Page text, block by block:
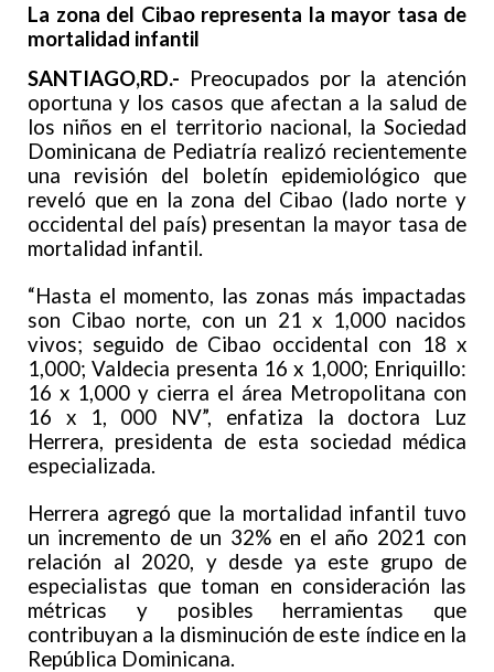
La zona del Cibao representa la mayor tasa de
mortalidad infantil
SANTIAGO,RD.- Preocupados por la atención
oportuna y los casos que afectan a la salud de
los niños en el territorio nacional, la Sociedad
Dominicana de Pediatría realizó recientemente
una revisión del boletín epidemiológico que
reveló que en la zona del Cibao (lado norte y
occidental del país) presentan la mayor tasa de
mortalidad infantil.
“Hasta el momento, las zonas más impactadas
son Cibao norte, con un 21 x 1,000 nacidos
vivos; seguido de Cibao occidental con 18 x
1,000; Valdecia presenta 16 x 1,000; Enriquillo:
16 x 1,000 y cierra el área Metropolitana con
16 x 1, 000 NV”, enfatiza la doctora Luz
Herrera, presidenta de esta sociedad médica
especializada.
Herrera agregó que la mortalidad infantil tuvo
un incremento de un 32% en el año 2021 con
relación al 2020, y desde ya este grupo de
especialistas que toman en consideración las
métricas y posibles herramientas que
contribuyan a la disminución de este índice en la
República Dominicana.